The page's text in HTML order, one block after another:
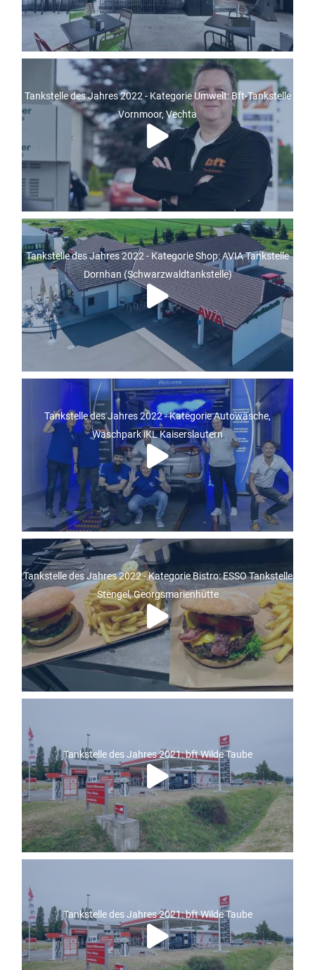
Tankstelle des Jahres 2022 - Kategorie Umwelt: Bft-Tankstelle
Vornmoor, Vechta
Tankstelle des Jahres 2022 - Kategorie Shop: AVIA Tankstelle
Dornhan (Schwarzwaldtankstelle)
Tankstelle des Jahres 2022 - Kategorie Autowäsche,
Waschpark iKL Kaiserslautern
Tankstelle des Jahres 2022 - Kategorie Bistro: ESSO Tankstelle
Stengel, Georgsmarienhütte
Tankstelle des Jahres 2021: bft Wilde Taube
Tankstelle des Jahres 2021: bft Wilde Taube